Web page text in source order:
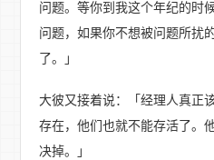
问题。等你到我这个年纪的时
问题，如果你不想被问题所扰
了。」
大彼又接着说：「经理人真正
存在，他们也就不能存活了。
决掉。」